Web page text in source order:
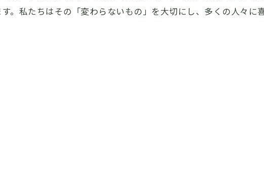
。私たちはその「変わらないもの」を大切にし、多くの人々に